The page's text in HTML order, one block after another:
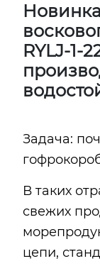
RYLJ-1-
Задача:
В таких
свежих
цепи,